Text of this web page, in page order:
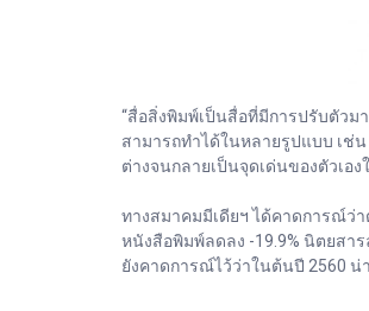
“สื่อสิ่งพิมพ์เป็นสื่อที่มีการปรับตัวม
สามารถทำได้ในหลายรูปแบบ เช่
ต่างจนกลายเป็นจุดเด่นของตัวเอง
ทางสมาคมมีเดียฯ ได้คาดการณ์ว่
หนังสือพิมพ์ลดลง -19.9% นิตยสา
ยังคาดการณ์ไว้ว่าในต้นปี 2560 น่